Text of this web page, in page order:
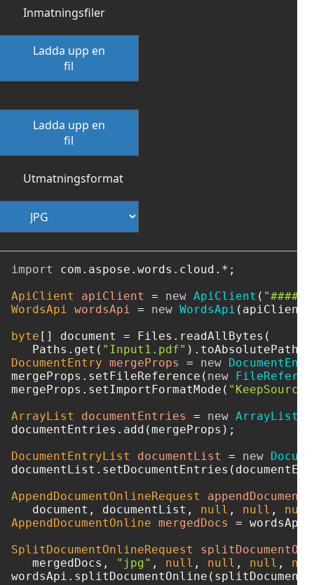
Inmatningsfiler
Ladda upp en
fil
Ladda upp en
fil
Utmatningsformat
import
com.aspose.words.cloud.*;
ApiClient
apiClient = new ApiClient ( "####-
WordsApi wordsApi = new WordsApi
byte [] document = Files.readAllBytes(
   Paths.get(
"Input1.pdf"
DocumentEntry mergeProps = new
mergeProps.setFileReference( new
mergeProps.setImportFormatMode(
ArrayList
documentEntries = new ArrayList
documentEntries.add(mergeProps);
DocumentEntryList
documentList = new
AppendDocumentOnlineRequest
   document, documentList,
null , null , null
AppendDocumentOnline mergedDocs =
SplitDocumentOnlineRequest
   mergedDocs,
"jpg" , null , null , null ,